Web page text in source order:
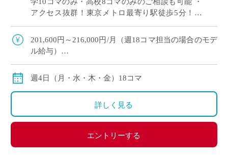
アクセス抜群！東京メトロ最寄り駅徒歩5分！そ
落ち着いた教育環境 ・9月スタート […]
201,600円～216,000円/月（週18コマ担当の場合のモデ
ル給与）
※12月や年明けも月額固定で安定収入
週4日（月・水・木・金）18コマ
詳しく見る
エントリーする